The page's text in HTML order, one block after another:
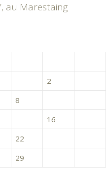
au Marestaing
2
8
16
22
29